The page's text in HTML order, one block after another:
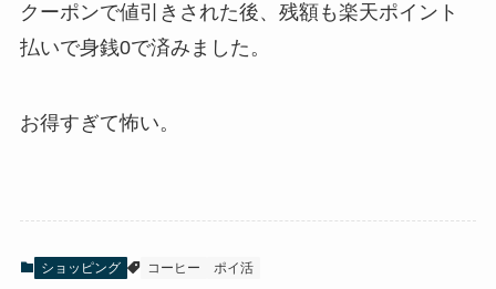
クーポンで値引きされた後、残額も楽天ポイント
払いで身銭0で済みました。
お得すぎて怖い。
ショッピング コーヒー ポイ活